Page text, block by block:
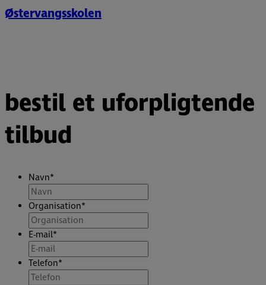
Østervangsskolen
bestil et uforpligtende
tilbud
Navn*
Organisation*
E-mail*
Telefon*